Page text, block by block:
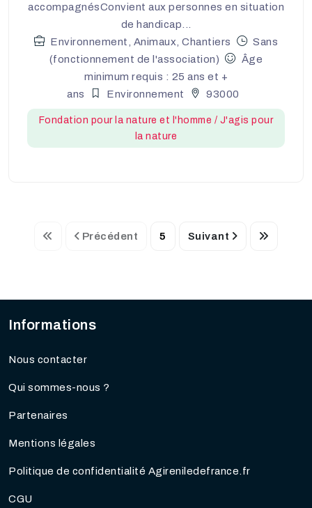
accompagnésConvient aux personnes en situation
de handicap...
Environnement, Animaux, Chantiers
Sans
(fonctionnement de l'association)
Âge
minimum requis : 25 ans et +
ans
Environnement 93000
Fondation pour la nature et l'homme / J'agis pour
la nature
Précédent 5 Suivant
Informations
Nous contacter
Qui sommes-nous ?
Partenaires
Mentions légales
Politique de confidentialité Agireniledefrance.fr
CGU